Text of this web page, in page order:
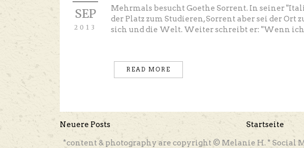
SEP
2013
Mehrmals besucht Goethe Sorrent. In seiner
der Platz zum Studieren, Sorrent aber sei der Ort
sich und die Welt. Weiter schreibt er: "Wenn
READ MORE
Neuere Posts
Startseite
*content & photography are copyright © Melanie H. * Social